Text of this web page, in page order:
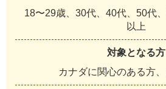
18〜29歳、30代、40代、50代
以上
対象となる方
カナダに関心のある方